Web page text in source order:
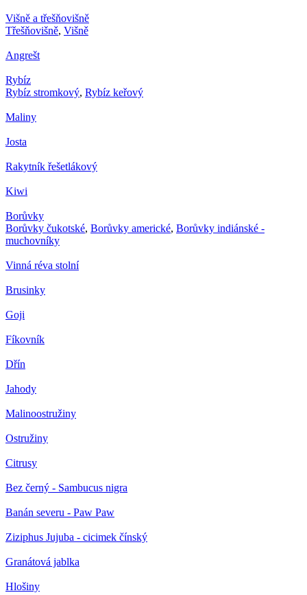
Višně a třešňovišně
Třešňovišně, Višně
Angrešt
Rybíz
Rybíz stromkový, Rybíz keřový
Maliny
Josta
Rakytník řešetlákový
Kiwi
Borůvky
Borůvky čukotské, Borůvky americké, Borůvky indiánské -
muchovníky
Vinná réva stolní
Brusinky
Goji
Fíkovník
Dřín
Jahody
Malinoostružiny
Ostružiny
Citrusy
Bez černý - Sambucus nigra
Banán severu - Paw Paw
Ziziphus Jujuba - cicimek čínský
Granátová jablka
Hlošiny